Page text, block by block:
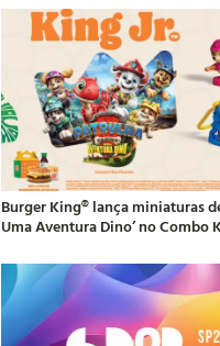
Burger King® lança miniaturas
Uma Aventura Dino’ no Combo